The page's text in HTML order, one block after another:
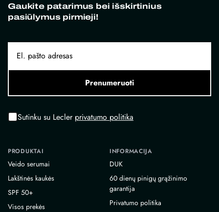
Gaukite patarimus bei išskirtinius
pasiūlymus pirmieji!
Prenumeruoti
Sutinku su Lecler privatumo politika
PRODUKTAI
Veido serumai
Lakštinės kaukės
SPF 50+
Visos prekės
INFORMACIJA
DUK
60 dienų pinigų grąžinimo
garantija
Privatumo politika